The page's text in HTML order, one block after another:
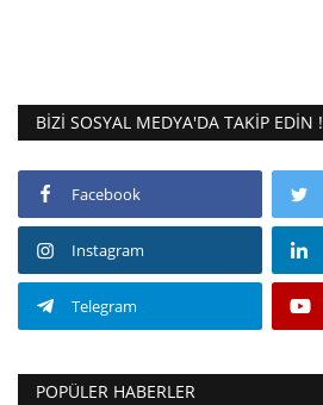
BIZI SOSYAL MEDYA'DA TAKIP EDIN !
Facebook
Instagram
Telegram
POPÜLER HABERLER